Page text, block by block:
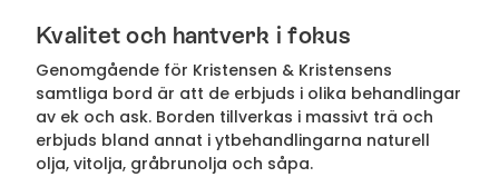
Kvalitet och hantverk i fokus
Genomgående för Kristensen & Kristensens
samtliga bord är att de erbjuds i olika behandlingar
av ek och ask. Borden tillverkas i massivt trä och
erbjuds bland annat i ytbehandlingarna naturell
olja, vitolja, gråbrunolja och såpa.